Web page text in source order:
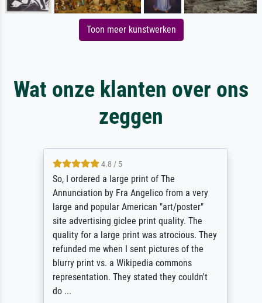
Toon meer kunstwerken
Wat onze klanten over ons
zeggen
4.8 / 5
So, I ordered a large print of The
Annunciation by Fra Angelico from a very
large and popular American "art/poster"
site advertising giclee print quality. The
quality for a large print was atrocious. They
refunded me when I sent pictures of the
blurry print vs. a Wikipedia commons
representation. They stated they couldn't
do ...